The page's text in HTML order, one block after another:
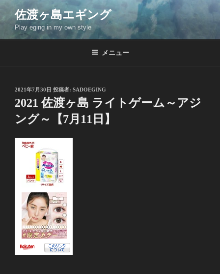
コ
ン
ン
佐渡ヶ島エギング
Play eging in my own style
メニュー
投
稿
日:
2021年7月30日 投稿者: SADOEGING
2021 佐渡ヶ島 ライトゲーム～アジ
ング～【7月11日】